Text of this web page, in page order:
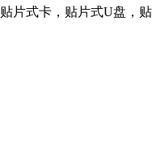
片式卡，贴片式U盘，